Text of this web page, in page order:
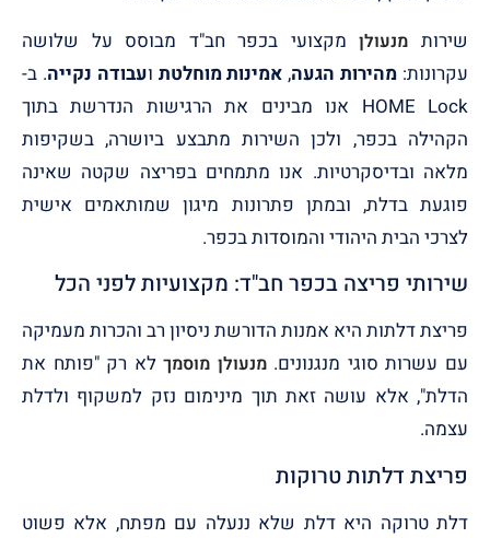
שירות מנעולןמקצועי בכפר חב"ד מבוסס על שלושה
עקרונות: מהירות הגעה, אמינות מוחלטת ועבודה נקייה. ב-
HOME Lock אנו מבינים את הרגישות הנדרשת בתוך
הקהילה בכפר, ולכן השירות מתבצע ביושרה, בשקיפות
מלאה ובדיסקרטיות. אנו מתמחים בפריצה שקטה שאינה
פוגעת בדלת, ובמתן פתרונות מיגון שמותאמים אישית
לצרכי הבית היהודי והמוסדות בכפר.
שירותי פריצה בכפר חב"ד: מקצועיות לפני הכל
פריצת דלתות היא אמנות הדורשת ניסיון רב והכרות מעמיקה
עם עשרות סוגי מנגנונים.מנעולן מוסמךלא רק "פותח את
הדלת", אלא עושה זאת תוך מינימום נזק למשקוף ולדלת
עצמה.
פריצת דלתות טרוקות
דלת טרוקה היא דלת שלא ננעלה עם מפתח, אלא פשוט